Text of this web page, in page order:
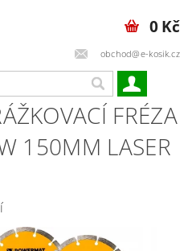
obchod@e-kosik.cz
0 Kč
FRÉZA
150MM LASER